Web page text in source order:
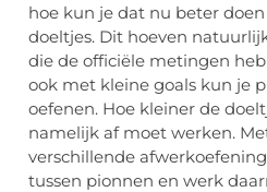
hoe kun je dat nu beter
doeltjes. Dit hoeven
die de officiële metingen
ook met kleine goals kun je
oefenen. Hoe kleiner de
namelijk af moet werken.
verschillende
tussen pionnen en werk